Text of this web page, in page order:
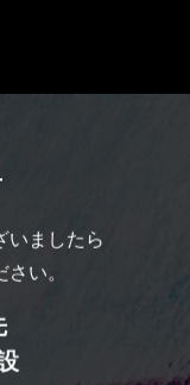
いましたら
い。